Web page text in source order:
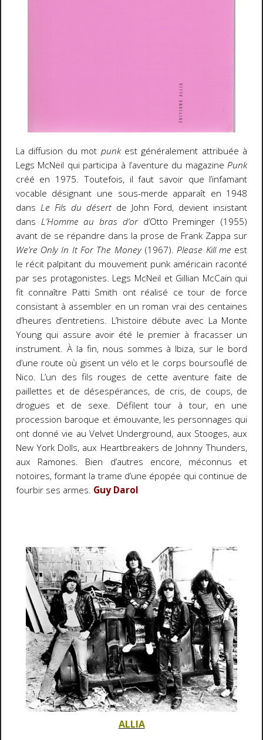
La diffusion du mot punk est généralement attribuée à
Legs McNeil qui participa à l’aventure du magazine Punk
créé en 1975. Toutefois, il faut savoir que l’infamant
vocable désignant une sous-merde apparaît en 1948
dans Le Fils du désert de John Ford, devient insistant
dans L’Homme au bras d’or d’Otto Preminger (1955)
avant de se répandre dans la prose de Frank Zappa sur
We’re Only In It For The Money (1967). Please Kill me est
le récit palpitant du mouvement punk américain raconté
par ses protagonistes. Legs McNeil et Gillian McCain qui
fit connaître Patti Smith ont réalisé ce tour de force
consistant à assembler en un roman vrai des centaines
d’heures d’entretiens. L’histoire débute avec La Monte
Young qui assure avoir été le premier à fracasser un
instrument. À la fin, nous sommes à Ibiza, sur le bord
d’une route où gisent un vélo et le corps boursouflé de
Nico. L’un des fils rouges de cette aventure faite de
paillettes et de désespérances, de cris, de coups, de
drogues et de sexe. Défilent tour à tour, en une
procession baroque et émouvante, les personnages qui
ont donné vie au Velvet Underground, aux Stooges, aux
New York Dolls, aux Heartbreakers de Johnny Thunders,
aux Ramones. Bien d’autres encore, méconnus et
notoires, formant la trame d’une épopée qui continue de
fourbir ses armes. Guy Darol
ALLIA